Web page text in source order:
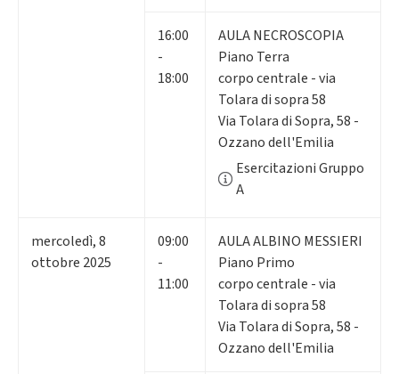
16:00
-
18:00
AULA NECROSCOPIA
Piano Terra
corpo centrale - via
Tolara di sopra 58
Via Tolara di Sopra, 58 -
Ozzano dell'Emilia
Esercitazioni Gruppo
A
mercoledì,8
ottobre 2025
09:00
-
11:00
AULA ALBINO MESSIERI
Piano Primo
corpo centrale - via
Tolara di sopra 58
Via Tolara di Sopra, 58 -
Ozzano dell'Emilia